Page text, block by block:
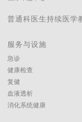
普通科医生持续医学
服务与设施
急诊
健康检查
复健
血液透析
消化系统健康